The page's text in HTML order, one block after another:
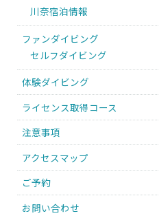
川奈宿泊情報
ファンダイビング
セルフダイビング
体験ダイビング
ライセンス取得コース
注意事項
アクセスマップ
ご予約
お問い合わせ